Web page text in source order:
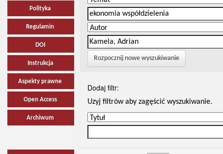
Polityka
Regulamin
DOI
Instrukcja
Aspekty prawne
Open Access
Archiwum
Rozpocznij nowe wyszukiwanie
Dodaj filtr:
Uzyj filtrów aby zagęścić wyszukiwanie.